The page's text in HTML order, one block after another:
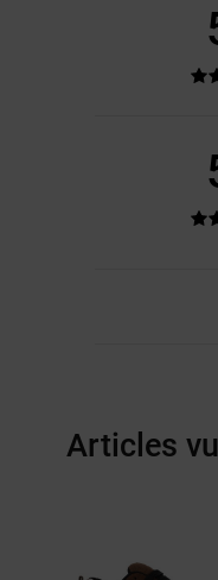
Articles